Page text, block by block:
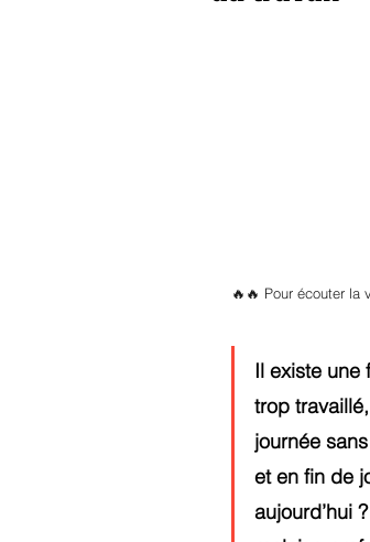
🔥🔥 Pour écouter
Il existe une
trop
journée
et en fin de
aujourd’hui